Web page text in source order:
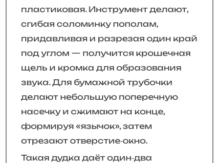
пластиковая. Инструмент делают,
сгибая соломинку пополам,
придавливая и разрезая один край
под углом — получится крошечная
щель и кромка для образования
звука. Для бумажной трубочки
делают небольшую поперечную
насечку и сжимают на конце,
формируя «язычок», затем
отрезают отверстие‑окно.
Такая дудка даёт один‑два